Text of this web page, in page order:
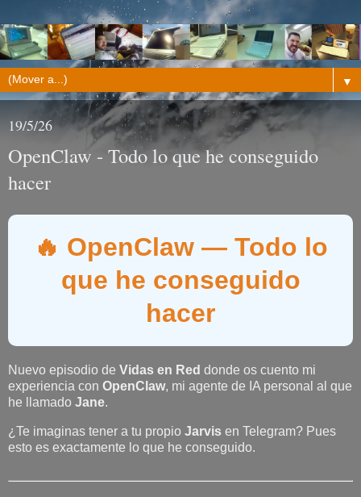
▼
19/5/26
OpenClaw - Todo lo que he conseguido
hacer
🔥 OpenClaw — Todo lo
que he conseguido
hacer
Nuevo episodio de Vidas en Red donde os cuento mi
experiencia con OpenClaw, mi agente de IA personal al que
he llamado Jane.
¿Te imaginas tener a tu propio Jarvis en Telegram? Pues
esto es exactamente lo que he conseguido.